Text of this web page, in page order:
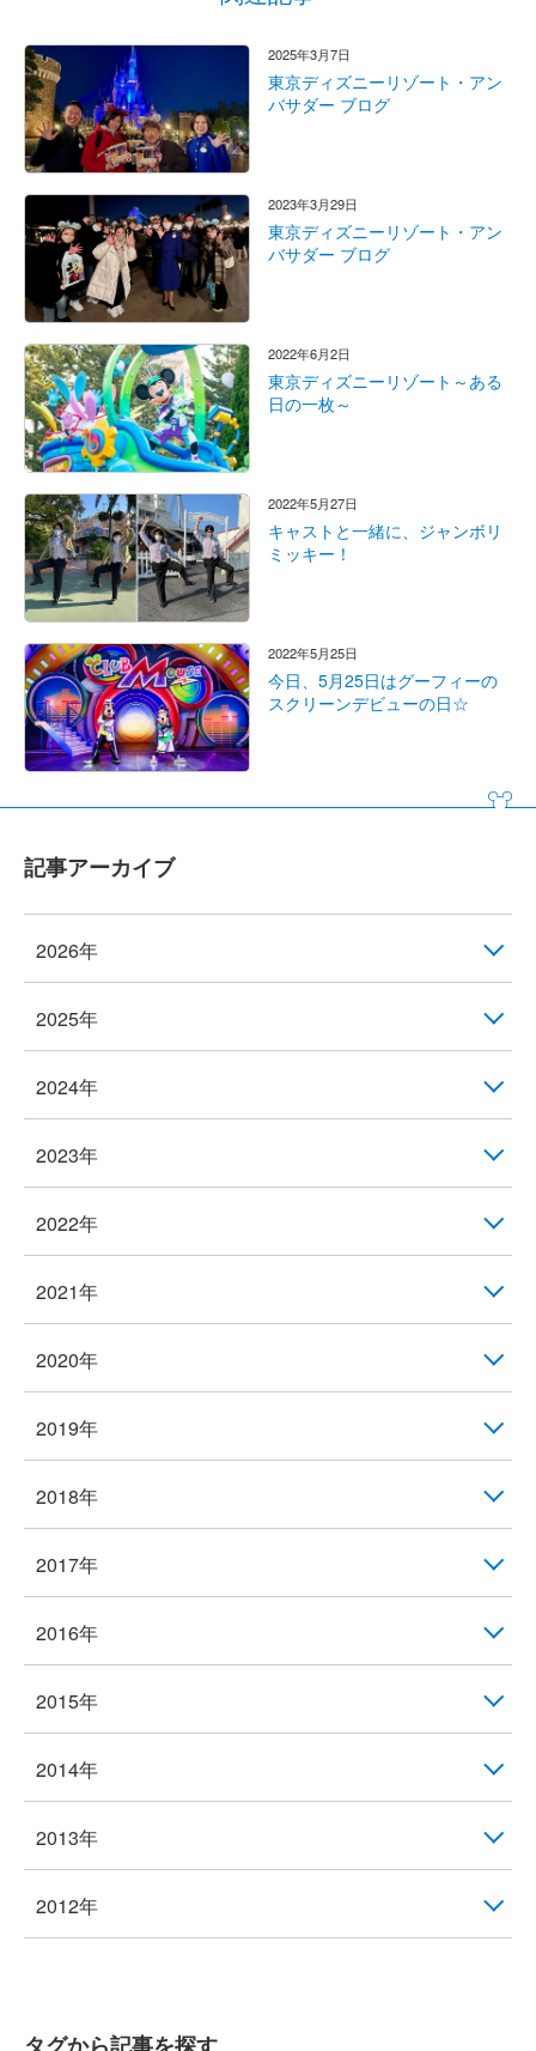
2025年3月7日
東京ディズニーリゾート・アン
バサダー ブログ
2023年3月29日
東京ディズニーリゾート・アン
バサダー ブログ
2022年6月2日
東京ディズニーリゾート～ある
日の一枚～
2022年5月27日
キャストと一緒に、ジャンボリ
ミッキー！
2022年5月25日
今日、5月25日はグーフィーの
スクリーンデビューの日☆
記事アーカイブ
2026年
2025年
2024年
2023年
2022年
2021年
2020年
2019年
2018年
2017年
2016年
2015年
2014年
2013年
2012年